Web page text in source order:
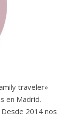
traveler»
en Madrid.
2014 nos